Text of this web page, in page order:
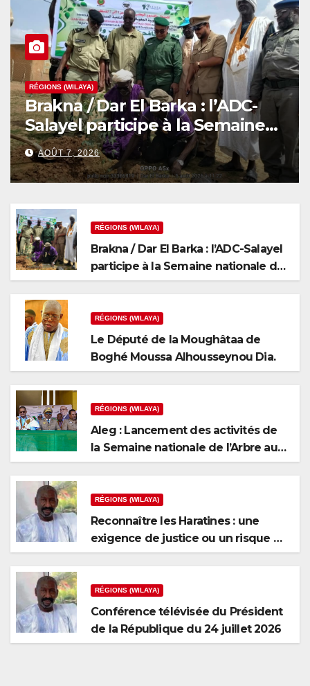
RÉGIONS (WILAYA)
Brakna / Dar El Barka : l’ADC-
Salayel participe à la Semaine
nationale de l’arbre
AOÛT 7, 2026
RÉGIONS (WILAYA)
Brakna / Dar El Barka : l’ADC-Salayel
participe à la Semaine nationale de
l’arbre
RÉGIONS (WILAYA)
Le Député de la Moughâtaa de
Boghé Moussa Alhousseynou Dia.
RÉGIONS (WILAYA)
Aleg : Lancement des activités de
la Semaine nationale de l’Arbre au
niveau de la wilaya du Brakna
RÉGIONS (WILAYA)
Reconnaître les Haratines : une
exigence de justice ou un risque de
fragmentation nationale ?
RÉGIONS (WILAYA)
Conférence télévisée du Président
de la République du 24 juillet 2026